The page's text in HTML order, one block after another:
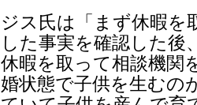
ジス氏は「まず休暇を
した事実を確認した後
休暇を取って相談機関
婚状態で子供を生むの